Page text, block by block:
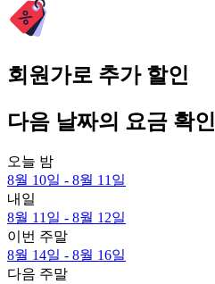
회원가로 추가 할인
다음 날짜의 요금 확인
오늘 밤
8월 10일 - 8월 11일
내일
8월 11일 - 8월 12일
이번 주말
8월 14일 - 8월 16일
다음 주말